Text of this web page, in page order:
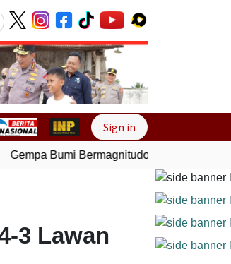
Next
Sign in
Gempa Bumi Bermagnitudo 5,1 Kembali
3 Lawan